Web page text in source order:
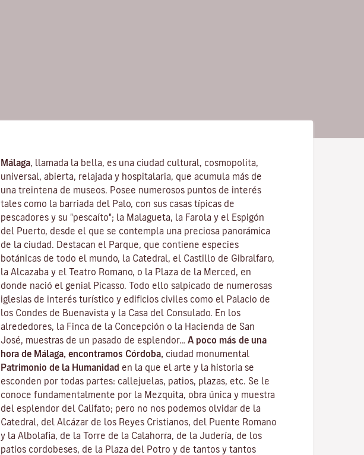
Málaga , llamada la bella, es una ciudad cultural, cosmopolita,
universal, abierta, relajada y hospitalaria, que acumula más de
una treintena de museos. Posee numerosos puntos de interés
tales como la barriada del Palo, con sus casas típicas de
pescadores y su "pescaíto"; la Malagueta, la Farola y el Espigón
del Puerto, desde el que se contempla una preciosa panorámica
de la ciudad. Destacan el Parque, que contiene especies
botánicas de todo el mundo, la Catedral, el Castillo de Gibralfaro,
la Alcazaba y el Teatro Romano, o la Plaza de la Merced, en
donde nació el genial Picasso. Todo ello salpicado de numerosas
iglesias de interés turístico y edificios civiles como el Palacio de
los Condes de Buenavista y la Casa del Consulado. En los
alrededores, la Finca de la Concepción o la Hacienda de San
José, muestras de un pasado de esplendor… A poco más de una
hora de Málaga, encontramos Córdoba, ciudad monumental
Patrimonio de la Humanidad en la que el arte y la historia se
esconden por todas partes: callejuelas, patios, plazas, etc. Se le
conoce fundamentalmente por la Mezquita , obra única y muestra
del esplendor del Califato; pero no nos podemos olvidar de la
Catedral, del Alcázar de los Reyes Cristianos , del
Puente Romano
y la Albolafia , de la Torre de la Calahorra , de la Juderí­a, de los
patios cordobeses, de la Plaza del Potro y de tantos y tantos